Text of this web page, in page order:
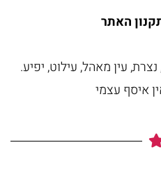
האתר
עין מאהל, עילוט, יפיע.
איסף עצמי